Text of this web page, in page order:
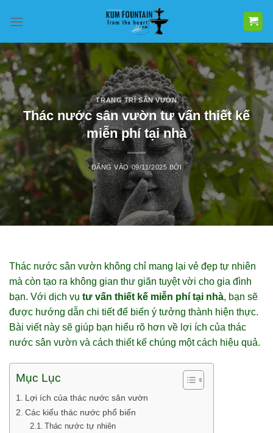
qua
dung
TRANG TRÍ SÂN VƯỜN
Thác nước sân vườn tư vấn thiết kế
miễn phí tại nhà
ĐĂNG VÀO09/11/2025 BỞI
Thác nước sân vườn không chỉ mang lại vẻ đẹp tự nhiên
mà còn tạo ra không gian thư giãn tuyệt vời cho gia đình
bạn. Với dịch vụ tư vấn thiết kế miễn phí tại nhà, bạn sẽ
được hướng dẫn chi tiết để biến ý tưởng thành hiện thực.
Bài viết này sẽ giúp bạn hiểu rõ hơn về lợi ích của thác
nước sân vườn và cách thiết kế chúng một cách hiệu quả.
Mục Lục
Lợi ích của thác nước sân vườn
Các kiểu thác nước phổ biến
Thác nước tự nhiên